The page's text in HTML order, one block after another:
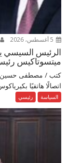
الرئيس السيسي
ميتسوتاكيس
كتب / مصطفى حسين
اتصالًا هاتفيًا
السياسة رئيسي